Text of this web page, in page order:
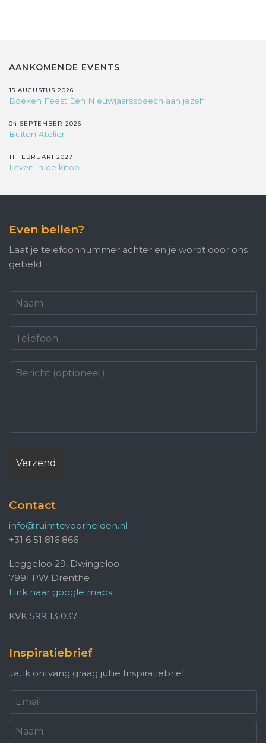
AANKOMENDE EVENTS
15 AUGUSTUS 2026
Boeken Feest Een Nieuwjaarsspeech aan jezelf
04 SEPTEMBER 2026
Buiten Atelier
11 FEBRUARI 2027
Leven in de knop
Even bellen?
Laat je telefoonnummer achter en je wordt door ons
gebeld
Contact
info@ruimtevoorhelden.nl
+31 6 51 816 866
Leggeloo 29, Dwingeloo
7991 PW Drenthe
Link naar google maps
KVK 599 13 037
Inspiratiebrief
Ja, ik ontvang graag jullie Inspiratiebrief